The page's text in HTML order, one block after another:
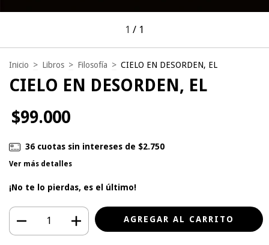
1 / 1
Inicio > Libros > Filosofía > CIELO EN DESORDEN, EL
CIELO EN DESORDEN, EL
$99.000
36 cuotas sin intereses de $2.750
Ver más detalles
¡No te lo pierdas, es el último!